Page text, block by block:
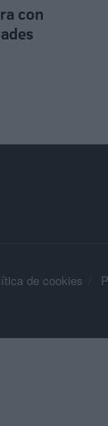
con
de cookies